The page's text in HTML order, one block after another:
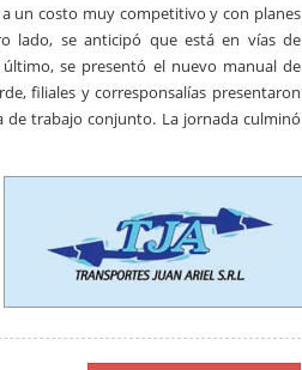
un costo muy competitivo y con planes
lado, se anticipó que está en vías de
se presentó el nuevo manual de
filiales y corresponsalías presentaron
de trabajo conjunto. La jornada culminó